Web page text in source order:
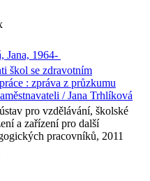
Jana, 1964-
škol se zdravotním
: zpráva z průzkumu
/ Jana Trhlíková
pro vzdělávání, školské
a zařízení pro další
pracovníků, 2011